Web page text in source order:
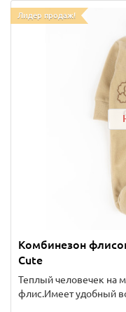
Лидер продаж!
Комбинезон
Cute
Теплый человечек на
флис.Имеет удобный